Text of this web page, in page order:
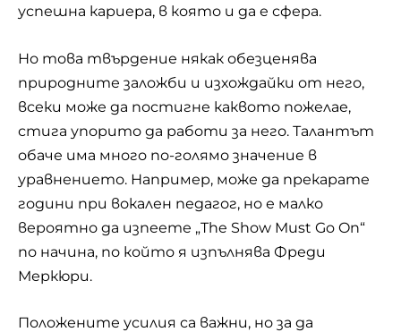
успешна кариера, в която и да е сфера.
Но това твърдение някак обезценява
природните заложби и изхождайки от него,
всеки може да постигне каквото пожелае,
стига упорито да работи за него. Талантът
обаче има много по-голямо значение в
уравнението. Например, може да прекарате
години при вокален педагог, но е малко
вероятно да изпеете „The Show Must Go On“
по начина, по който я изпълнява Фреди
Меркюри.
Положените усилия са важни, но за да